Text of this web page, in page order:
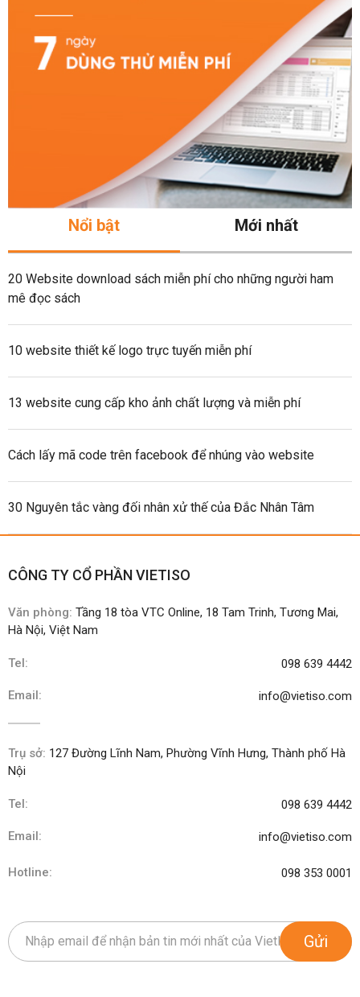
Nổi bật Mới nhất
20 Website download sách miễn phí cho những người ham
mê đọc sách
10 website thiết kế logo trực tuyến miễn phí
13 website cung cấp kho ảnh chất lượng và miễn phí
Cách lấy mã code trên facebook để nhúng vào website
30 Nguyên tắc vàng đối nhân xử thế của Đắc Nhân Tâm
CÔNG TY CỔ PHẦN VIETISO
Văn phòng: Tầng 18 tòa VTC Online, 18 Tam Trinh, Tương Mai,
Hà Nội, Việt Nam
Tel: 098 639 4442
Email: info@vietiso.com
Trụ sở: 127 Đường Lĩnh Nam, Phường Vĩnh Hưng, Thành phố Hà
Nội
Tel: 098 639 4442
Email: info@vietiso.com
Hotline: 098 353 0001
Gửi